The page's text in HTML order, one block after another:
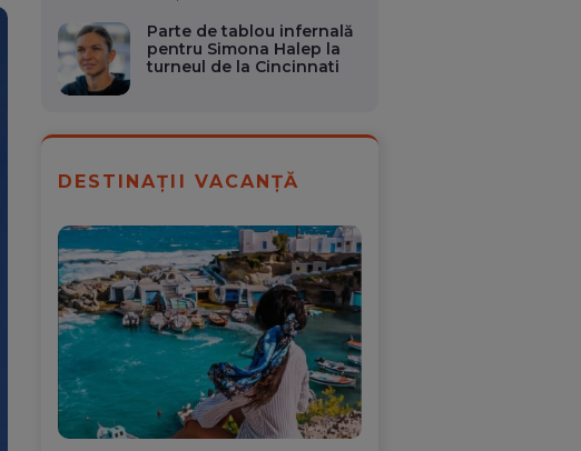
Parte de tablou infernală
pentru Simona Halep la
turneul de la Cincinnati
DESTINAȚII VACANȚĂ